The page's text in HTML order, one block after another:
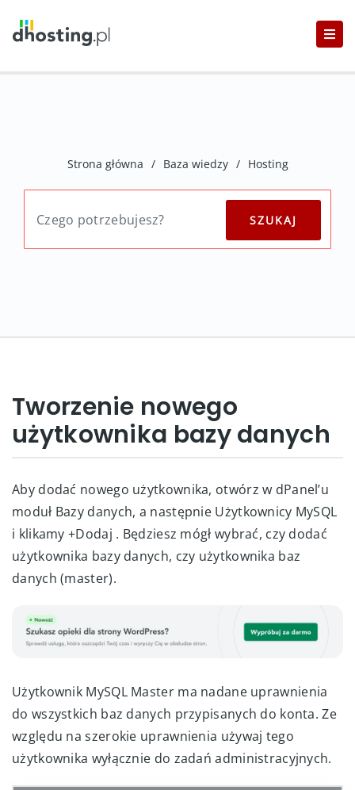
Strona główna / Baza wiedzy / Hosting
Tworzenie nowego
użytkownika bazy danych
Aby dodać nowego użytkownika, otwórz w dPanel’u
moduł Bazy danych, a następnie Użytkownicy MySQL
i klikamy +Dodaj . Będziesz mógł wybrać, czy dodać
użytkownika bazy danych, czy użytkownika baz
danych (master).
Użytkownik MySQL Master ma nadane uprawnienia
do wszystkich baz danych przypisanych do konta. Ze
względu na szerokie uprawnienia używaj tego
użytkownika wyłącznie do zadań administracyjnych.